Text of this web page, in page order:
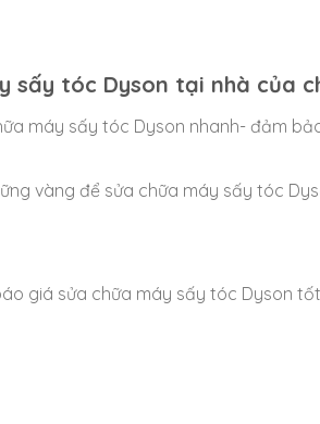
sấy tóc Dyson tại nhà của
máy sấy tóc Dyson nhanh- đảm
vàng để sửa chữa máy sấy tóc
giá sửa chữa máy sấy tóc Dyson